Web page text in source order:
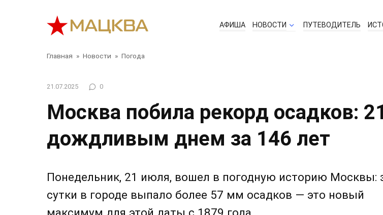
АФИША НОВОСТИ ПУТЕВОДИТЕЛЬ
Главная » Новости » Погода
21.07.2025 0
Москва побила рекорд осадков:
дождливым днем за 146 лет
Понедельник, 21 июля, вошел в погодную историю Москвы:
сутки в городе выпало более 57 мм осадков — это новый